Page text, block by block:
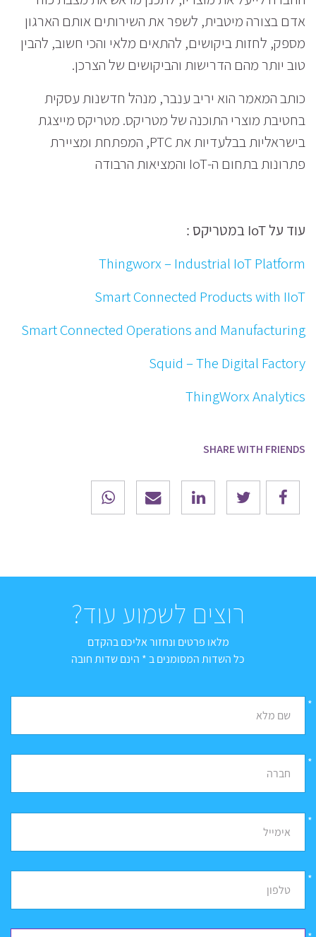
אדם בצורה מיטבית, לשפר את השירותים אותם הארגון
מספק, לחזות ביקושים, להתאים מלאי והכי חשוב, להבין
טוב יותר מהם הדרישות והביקושים של הצרכן.
כותב המאמר הוא יריב ענבר, מנהל חדשנות עסקית
בחטיבת מוצרי התוכנה של מטריקס. מטריקס מייצגת
בישראליות בבלעדיות את PTC, המפתחת ומציירת
פתרונות בתחום ה-IoT והמציאות הרבודה
עוד על IoT במטריקס :
Thingworx – Industrial IoT Platform
Smart Connected Products with IIoT
Smart Connected Operations and Manufacturing
Squid – The Digital Factory
ThingWorx Analytics
SHARE WITH FRIENDS
רוצים לשמוע עוד?
מלאו פרטים ונחזור אליכם בהקדם
כל השדות המסומנים ב * הינם שדות חובה
שם מלא
*
חברה
*
אימייל
*
טלפון
*